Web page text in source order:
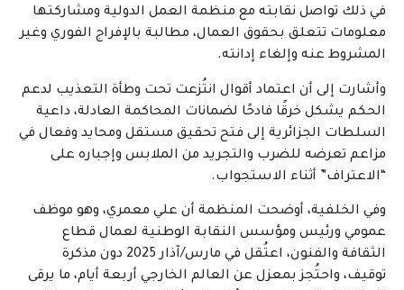
في ذلك تواصل نقابته مع منظمة العمل الدولية ومشاركتها
معلومات تتعلق بحقوق العمال، مطالبة بالإفراج الفوري وغير
المشروط عنه وإلغاء إدانته.
وأشارت إلى أن اعتماد أقوال انتُزعت تحت وطأة التعذيب لدعم
الحكم يشكل خرقًا فادحًا لضمانات المحاكمة العادلة، داعية
السلطات الجزائرية إلى فتح تحقيق مستقل ومحايد وفعال في
مزاعم تعرضه للضرب والتجريد من الملابس وإجباره على
“الاعتراف” أثناء الاستجواب.
وفي الخلفية، أوضحت المنظمة أن علي معمري، وهو موظف
عمومي ورئيس ومؤسس النقابة الوطنية لعمال قطاع
الثقافة والفنون، اعتُقل في مارس/آذار 2025 دون مذكرة
توقيف، واحتُجز بمعزل عن العالم الخارجي أربعة أيام، ما يرقى